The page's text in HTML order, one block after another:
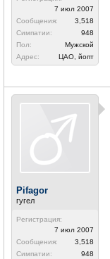
7 июл 2007
Сообщения:
3,518
Симпатии:
948
Пол:
Мужской
Адрес:
ЦАО, йопт
Pifagor
гугел
Регистрация:
7 июл 2007
Сообщения:
3,518
Симпатии:
948